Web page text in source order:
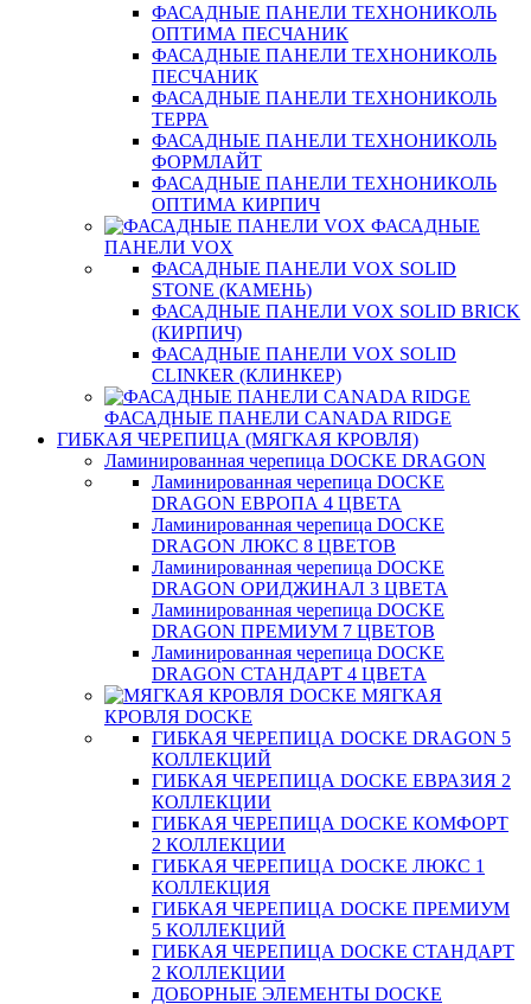
ФАСАДНЫЕ ПАНЕЛИ ТЕХНОНИКОЛЬ
ОПТИМА ПЕСЧАНИК
ФАСАДНЫЕ ПАНЕЛИ ТЕХНОНИКОЛЬ
ПЕСЧАНИК
ФАСАДНЫЕ ПАНЕЛИ ТЕХНОНИКОЛЬ
ТЕРРА
ФАСАДНЫЕ ПАНЕЛИ ТЕХНОНИКОЛЬ
ФОРМЛАЙТ
ФАСАДНЫЕ ПАНЕЛИ ТЕХНОНИКОЛЬ
ОПТИМА КИРПИЧ
ФАСАДНЫЕ
ПАНЕЛИ VOX
ФАСАДНЫЕ ПАНЕЛИ VOX SOLID
STONE (КАМЕНЬ)
ФАСАДНЫЕ ПАНЕЛИ VOX SOLID BRICK
(КИРПИЧ)
ФАСАДНЫЕ ПАНЕЛИ VOX SOLID
CLINКER (КЛИНКЕР)
ФАСАДНЫЕ ПАНЕЛИ CANADA RIDGE
ГИБКАЯ ЧЕРЕПИЦА (МЯГКАЯ КРОВЛЯ)
Ламинированная черепица DOCKE DRAGON
Ламинированная черепица DOCKE
DRAGON ЕВРОПА 4 ЦВЕТА
Ламинированная черепица DOCKE
DRAGON ЛЮКС 8 ЦВЕТОВ
Ламинированная черепица DOCKE
DRAGON ОРИДЖИНАЛ 3 ЦВЕТА
Ламинированная черепица DOCKE
DRAGON ПРЕМИУМ 7 ЦВЕТОВ
Ламинированная черепица DOCKE
DRAGON СТАНДАРТ 4 ЦВЕТA
МЯГКАЯ
КРОВЛЯ DOCKE
ГИБКАЯ ЧЕРЕПИЦА DOCKE DRAGON 5
КОЛЛЕКЦИЙ
ГИБКАЯ ЧЕРЕПИЦА DOCKE ЕВРАЗИЯ 2
КОЛЛЕКЦИИ
ГИБКАЯ ЧЕРЕПИЦА DOCKE КОМФОРТ
2 КОЛЛЕКЦИИ
ГИБКАЯ ЧЕРЕПИЦА DOCKE ЛЮКС 1
КОЛЛЕКЦИЯ
ГИБКАЯ ЧЕРЕПИЦА DOCKE ПРЕМИУМ
5 КОЛЛЕКЦИЙ
ГИБКАЯ ЧЕРЕПИЦА DOCKE СТАНДАРТ
2 КОЛЛЕКЦИИ
ДОБОРНЫЕ ЭЛЕМЕНТЫ DOCKE